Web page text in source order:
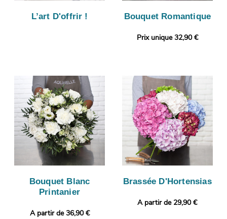
L’art D'offrir ! Bouquet Romantique
Prix unique 32,90 €
Bouquet Blanc
Printanier
A partir de 36,90 €
Brassée D'Hortensias
A partir de 29,90 €